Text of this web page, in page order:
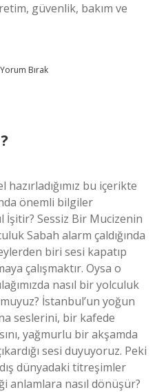
güvenlik, bakım ve
Yorum Bırak
bu içerikte
önemli bilgiler
İşitir? Sessiz Bir Mucizenin
Sabah alarm çaldığında
biri sesi kapatıp
çalışmaktır. Oysa o
nasıl bir yolculuk
İstanbul’un yoğun
seslerini, bir kafede
yağmurlu bir akşamda
sesi duyuyoruz. Peki
dünyadaki titreşimler
anlamlara nasıl dönüşür?